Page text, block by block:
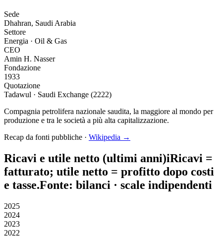
Sede
Dhahran, Saudi Arabia
Settore
Energia · Oil & Gas
CEO
Amin H. Nasser
Fondazione
1933
Quotazione
Tadawul · Saudi Exchange (2222)
Compagnia petrolifera nazionale saudita, la maggiore al mondo per
produzione e tra le società a più alta capitalizzazione.
Recap da fonti pubbliche · Wikipedia →
Ricavi e utile netto (ultimi anni)iRicavi =
fatturato; utile netto = profitto dopo costi
e tasse.Fonte: bilanci · scale indipendenti
2025
2024
2023
2022